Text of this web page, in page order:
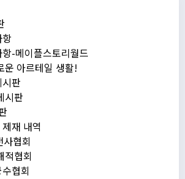
-메이플스토리월드
운 아르테일 생활!
판
시판
재 내역
협회
적협회
협회